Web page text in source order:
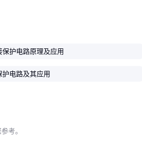
保护电路原理及应用
护电路及其应用
考。